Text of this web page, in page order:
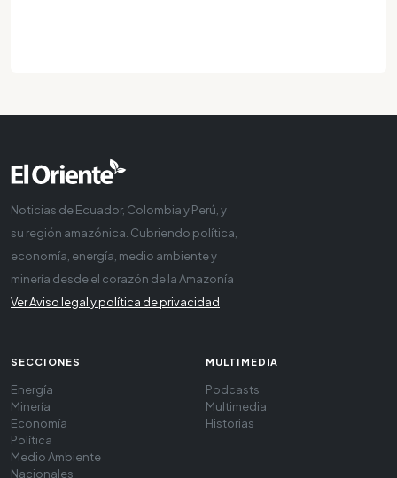
Noticias de Ecuador, Colombia y Perú, y
su región amazónica. Cubriendo política,
economía, energía, medio ambiente y
minería desde el corazón de la Amazonía
Ver Aviso legal y política de privacidad
SECCIONES
Energía
Minería
Economía
Política
Medio Ambiente
Nacionales
MULTIMEDIA
Podcasts
Multimedia
Historias